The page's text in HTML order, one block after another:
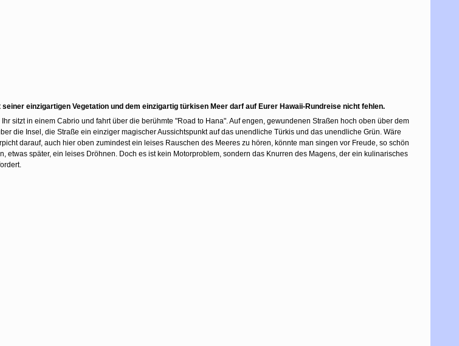
seiner einzigartigen Vegetation und dem einzigartig türkisen Meer darf auf Eurer Hawaii-Rundreise nicht fehlen.
Ihr sitzt in einem Cabrio und fahrt über die berühmte "Road to Hana". Auf engen, gewundenen Straßen hoch oben über dem
die Insel, die Straße ein einziger magischer Aussichtspunkt auf das unendliche Türkis und das unendliche Grün. Wäre
darauf, auch hier oben zumindest ein leises Rauschen des Meeres zu hören, könnte man singen vor Freude, so schön
etwas später, ein leises Dröhnen. Doch es ist kein Motorproblem, sondern das Knurren des Magens, der ein kulinarisches